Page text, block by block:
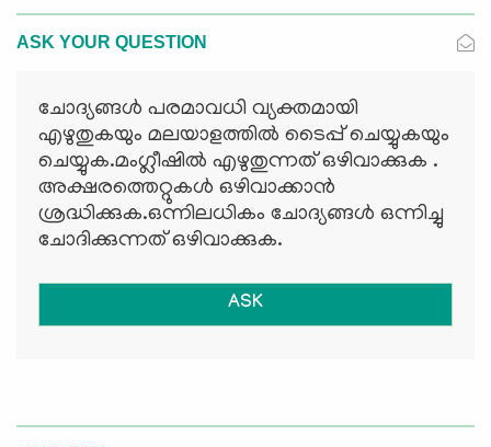
ASK YOUR QUESTION
ചോദ്യങ്ങള്‍ പരമാവധി വ്യക്തമായി
എഴുതുകയും മലയാളത്തില്‍ ടൈപ്പ് ചെയ്യുകയും
ചെയ്യുക.മംഗ്ലീഷില്‍ എഴുതുന്നത് ഒഴിവാക്കുക .
അക്ഷരത്തെറ്റുകള്‍ ഒഴിവാക്കാന്‍
ശ്രദ്ധിക്കുക.ഒന്നിലധികം ചോദ്യങ്ങള്‍ ഒന്നിച്ചു
ചോദിക്കുന്നത് ഒഴിവാക്കുക.
ASK